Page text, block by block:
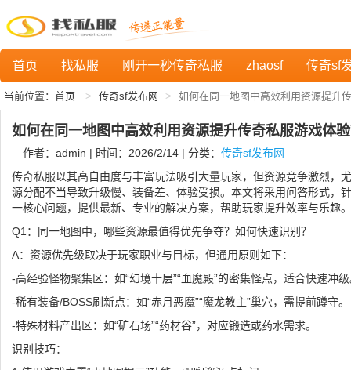
首页 找私服 刚开一秒传奇私服 zhaosf 传奇sf
当前位置： 首页 传奇sf发布网 如何在同一地图中高效利用资源提升
如何在同一地图中高效利用资源提升传奇私服游戏体
作者：admin | 时间：2026/2/14 | 分类： 传奇sf发布网
传奇私服以其高自由度与丰富玩法吸引大量玩家，但资源竞争激烈，
源分配不当导致升级慢、装备差、体验受损。本文将采用问答形式，
一核心问题，提供最新、专业的解决方案，帮助玩家提升效率与乐趣。
Q1：同一地图中，哪些资源最值得优先争夺？如何快速识别？
A：资源优先级取决于玩家职业与目标，但通用原则如下：
-高经验怪物聚集区：如“幻境十层”“血魔殿”的密集怪点，适合快速冲
-稀有装备/BOSS刷新点：如“赤月恶魔”“魔龙教主”巢穴，需提前蹲守。
-特殊材料产出区：如“矿石场”“药材谷”，对应锻造或药水需求。
识别技巧：